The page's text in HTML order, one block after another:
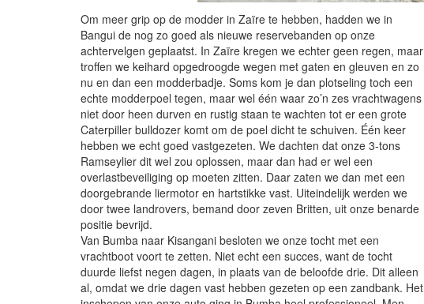
Om meer grip op de modder in Zaïre te hebben, hadden we in
Bangui de nog zo goed als nieuwe reservebanden op onze
achtervelgen geplaatst. In Zaïre kregen we echter geen regen, maar
troffen we keihard opgedroogde wegen met gaten en gleuven en zo
nu en dan een modderbadje. Soms kom je dan plotseling toch een
echte modderpoel tegen, maar wel één waar zo’n zes vrachtwagens
niet door heen durven en rustig staan te wachten tot er een grote
Caterpiller bulldozer komt om de poel dicht te schuiven. Één keer
hebben we echt goed vastgezeten. We dachten dat onze 3-tons
Ramseylier dit wel zou oplossen, maar dan had er wel een
overlastbeveiliging op moeten zitten. Daar zaten we dan met een
doorgebrande liermotor en hartstikke vast. Uiteindelijk werden we
door twee landrovers, bemand door zeven Britten, uit onze benarde
positie bevrijd.
Van Bumba naar Kisangani besloten we onze tocht met een
vrachtboot voort te zetten. Niet echt een succes, want de tocht
duurde liefst negen dagen, in plaats van de beloofde drie. Dit alleen
al, omdat we drie dagen vast hebben gezeten op een zandbank. Het